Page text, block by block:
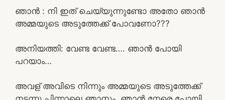
ഞാൻ : നി ഇത് ചെയ്യുന്നുണ്ടോ അതോ ഞാൻ
അമ്മയുടെ അടുത്തേക്ക് പോവണോ???
അനിയത്തി: വേണ്ട വേണ്ട…. ഞാൻ പോയി
പറയാം…
അവള് അവിടെ നിന്നും അമ്മയുടെ അടുത്തേക്ക്